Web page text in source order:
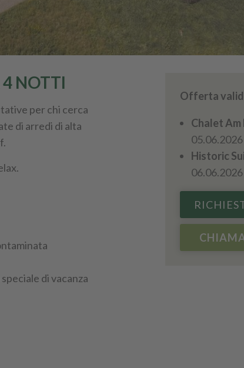
Offerta
Chalet Am
Historic
4 NOTTI
per chi cerca
di arredi di alta
di vacanza